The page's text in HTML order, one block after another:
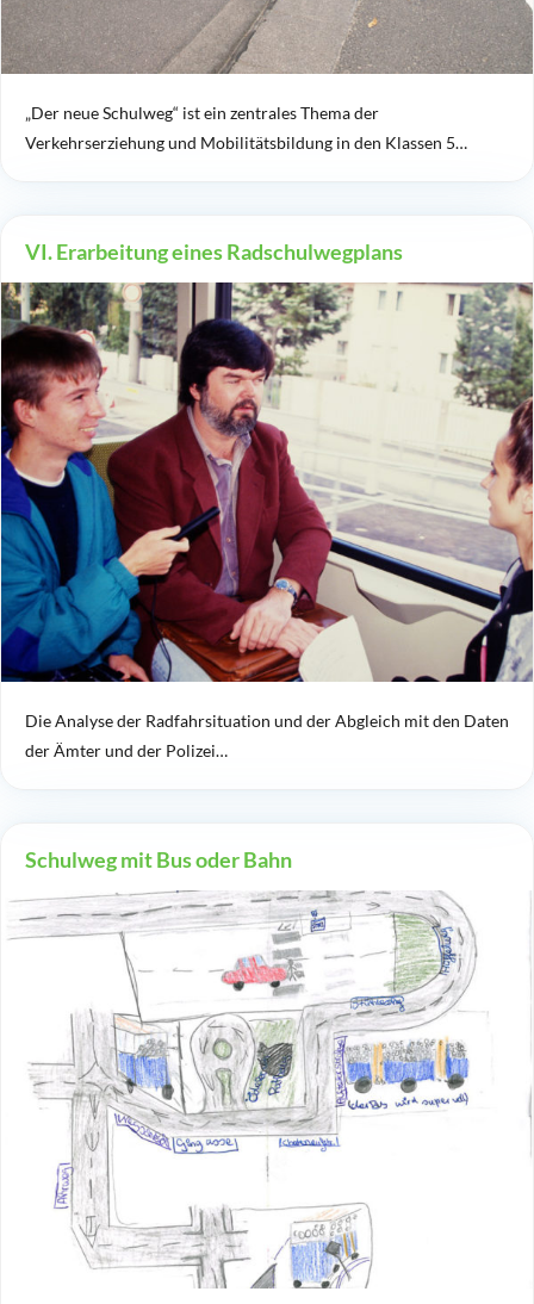
„Der neue Schulweg“ ist ein zentrales Thema der
Verkehrserziehung und Mobilitätsbildung in den Klassen 5…
VI. Erarbeitung eines Radschulwegplans
Die Analyse der Radfahrsituation und der Abgleich mit den Daten
der Ämter und der Polizei…
Schulweg mit Bus oder Bahn